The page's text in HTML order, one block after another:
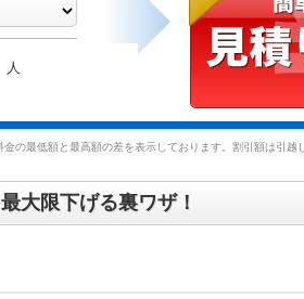
人
最低額と最高額の差を表示しております。割引額は引越
大限下げる裏ワザ！